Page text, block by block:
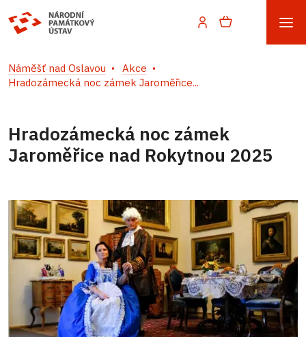
Náměšť nad Oslavou
Akce
Hradozámecká noc zámek Jaroměřice...
Hradozámecká noc zámek
Jaroměřice nad Rokytnou 2025